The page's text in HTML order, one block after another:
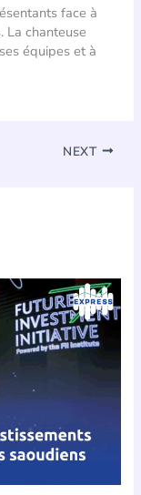
face à
La chanteuse
équipes et à
NEXT